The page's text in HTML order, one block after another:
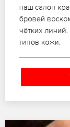
наш салон
бровей
чётких
типов кожи.